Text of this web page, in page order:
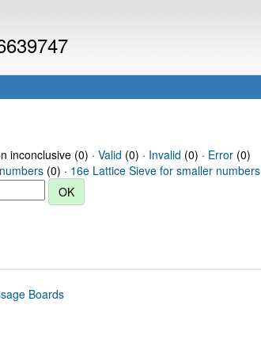
inconclusive (0) · Valid (0) · Invalid (0) · Error(0)
(0) · 16e Lattice Sieve for smaller numbers
Boards